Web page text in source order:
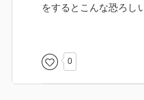
をするとこんな恐ろし
ろしいところだよと
でこんな恐ろしい目に
もかなり反省しました
0